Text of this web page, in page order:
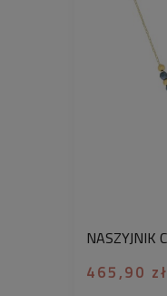
465,90 zł